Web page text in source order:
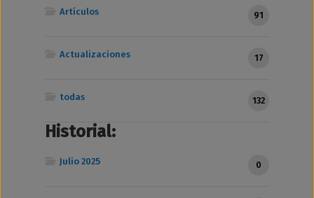
Artículos 91
Actualizaciones 17
todas 132
Historial:
Julio 2025 0